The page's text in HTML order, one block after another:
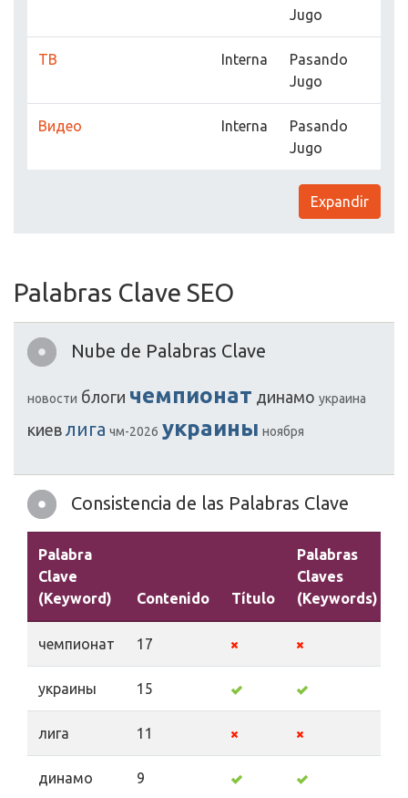
Jugo
ТВ Interna
Pasando
Jugo
Видео Interna
Pasando
Jugo
Expandir
Palabras Clave SEO
Nube de Palabras Clave
новости блоги чемпионат динамо украина
киев лига чм-2026 украины ноября
Consistencia de las Palabras Clave
Palabra
Clave
(Keyword)
Contenido Título
Palabras
Claves
(Keywords)
чемпионат 17
украины 15
лига 11
динамо 9